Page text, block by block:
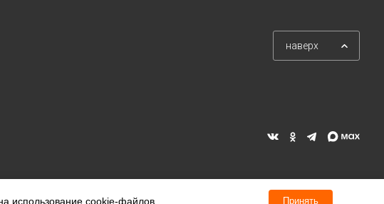
наверх
использование cookie-файлов. Принять